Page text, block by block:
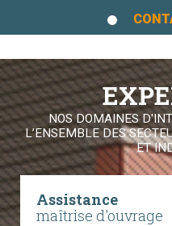
NOS DOMAINES
L’ENSEMBLE DES
ET
Assistance
maîtrise d'ouvrage